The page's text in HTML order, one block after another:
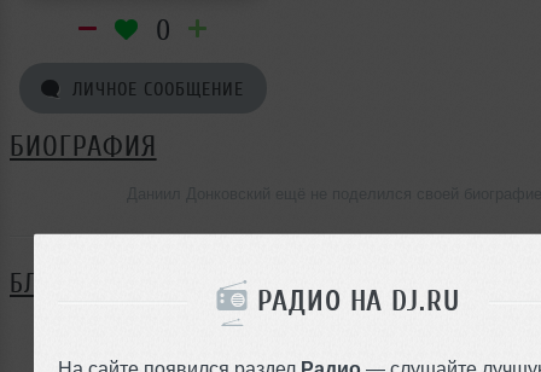
РАДИО НА DJ.RU
На сайте появился раздел Радио — слушайте
0
ЛИЧНОЕ СООБЩЕНИЕ
БИОГРАФИЯ
БЛОГ